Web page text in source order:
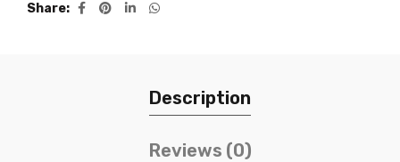
Share
Description
Reviews (0)